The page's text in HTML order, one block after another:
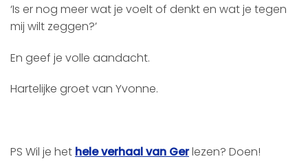
‘Is er nog meer wat je voelt of denkt en wat je tegen
mij wilt zeggen?’
En geef je volle aandacht.
Hartelijke groet van Yvonne.
PS Wil je het hele verhaal van Gerlezen? Doen!